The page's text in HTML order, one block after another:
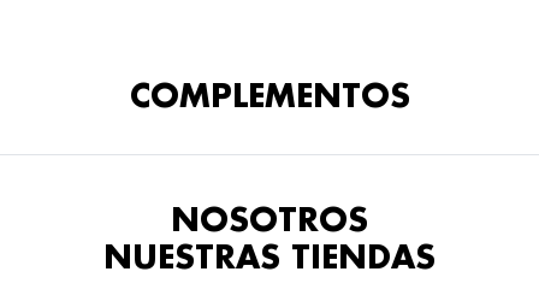
COMPLEMENTOS
NOSOTROS
NUESTRAS TIENDAS